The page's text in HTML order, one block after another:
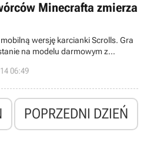
2015 rok.Minecrafta zmierza
wersję karcianki Scrolls. Gra
na modelu darmowym z
06:49
POPRZEDNI DZIEŃ